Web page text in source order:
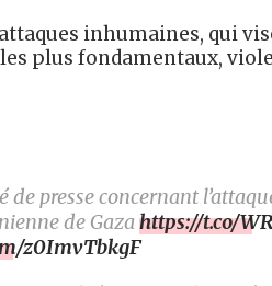
inhumaines, qui
plus fondamentaux,
presse concernant
de Gazahttps://t.co/
z0ImvTbkgF